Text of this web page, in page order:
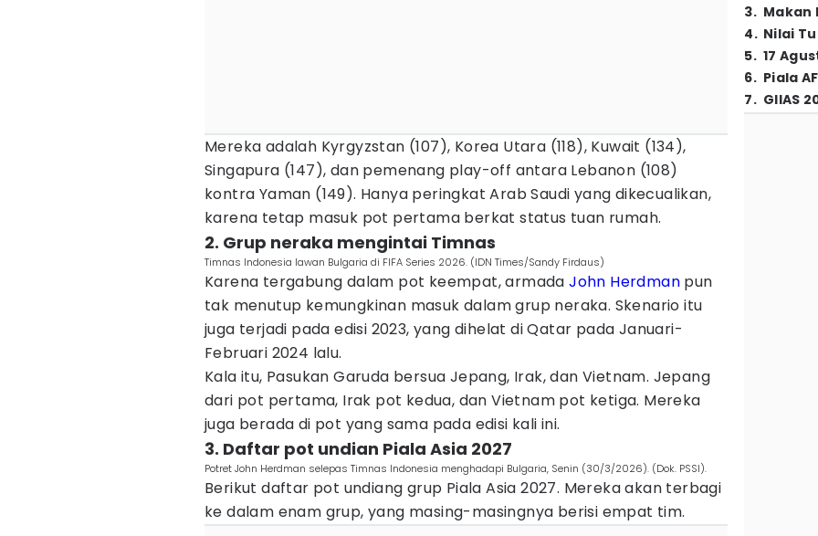
Mereka adalah Kyrgyzstan (107), Korea Utara (118), Kuwait (134),
Singapura (147), dan pemenang play-off antara Lebanon (108)
kontra Yaman (149). Hanya peringkat Arab Saudi yang dikecualikan,
karena tetap masuk pot pertama berkat status tuan rumah.
2. Grup neraka mengintai Timnas
Timnas Indonesia lawan Bulgaria di FIFA Series 2026. (IDN Times/Sandy Firdaus)
Karena tergabung dalam pot keempat, armadaJohn Herdman pun
tak menutup kemungkinan masuk dalam grup neraka. Skenario itu
juga terjadi pada edisi 2023, yang dihelat di Qatar pada Januari-
Februari 2024 lalu.
Kala itu, Pasukan Garuda bersua Jepang, Irak, dan Vietnam. Jepang
dari pot pertama, Irak pot kedua, dan Vietnam pot ketiga. Mereka
juga berada di pot yang sama pada edisi kali ini.
3. Daftar pot undian Piala Asia 2027
Potret John Herdman selepas Timnas Indonesia menghadapi Bulgaria, Senin (30/3/2026). (Dok. PSSI).
Berikut daftar pot undiang grup Piala Asia 2027. Mereka akan terbagi
ke dalam enam grup, yang masing-masingnya berisi empat tim.
3. Makan
4. Nilai
5. 17
6. Piala
7. GIIAS